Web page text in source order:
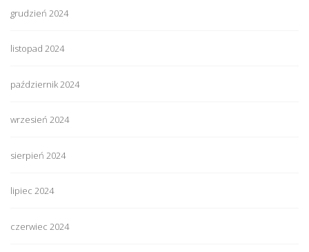
grudzień 2024
listopad 2024
październik 2024
wrzesień 2024
sierpień 2024
lipiec 2024
czerwiec 2024